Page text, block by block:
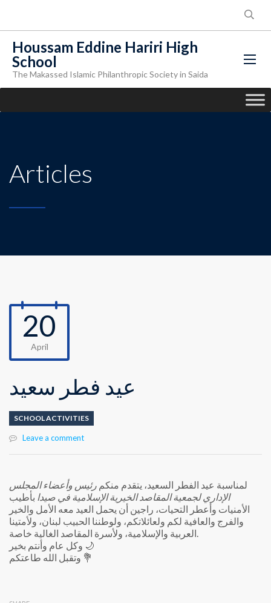
Houssam Eddine Hariri High
School
The Makassed Islamic Philanthropic Society in Saida
Articles
20
April
عيد فطر سعيد
SCHOOL ACTIVITIES
Leave a comment
لمناسبة عيد الفطر السعيد، يتقدم منكم رئيس وأعضاء المجلس
الإداري لجمعية المقاصد الخيرية الإسلامية في صيدا بأطيب
الأمنيات وأعطر التحيات، راجين أن يحمل العيد معه الأمل والخير
والفرج والعافية لكم ولعائلاتكم، ولوطننا الحبيب لبنان، ولأمتينا
العربية والإسلامية، ولأسرة المقاصد الغالية خاصة.
وكل عام وأنتم بخير 🌙
وتقبل الله طاعتكم 💐